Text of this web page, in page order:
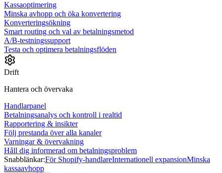
Kassaoptimering
Minska avhopp och öka konvertering
Konverteringsökning
Smart routing och val av betalningsmetod
A/B-testningssupport
Testa och optimera betalningsflöden
Drift
Hantera och övervaka
Handlarpanel
Betalningsanalys och kontroll i realtid
Rapportering & insikter
Följ prestanda över alla kanaler
Varningar & övervakning
Håll dig informerad om betalningsproblem
Snabblänkar:För Shopify-handlareInternationell expansionMinska
kassaavhopp